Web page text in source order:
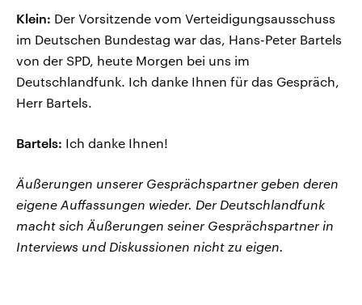
Klein: Der Vorsitzende vom Verteidigungsausschuss
im Deutschen Bundestag war das, Hans-Peter Bartels
von der SPD, heute Morgen bei uns im
Deutschlandfunk. Ich danke Ihnen für das Gespräch,
Herr Bartels.
Bartels: Ich danke Ihnen!
Äußerungen unserer Gesprächspartner geben deren
eigene Auffassungen wieder. Der Deutschlandfunk
macht sich Äußerungen seiner Gesprächspartner in
Interviews und Diskussionen nicht zu eigen.